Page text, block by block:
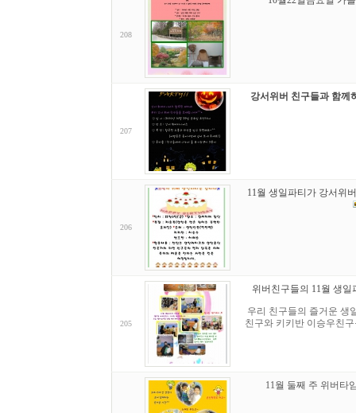
208
207
강서위버 친구들과 함
206
11월 생일파티가 강서위
205
위버친구들의 11월 생
우리 친구들의 즐거운 생
친구와 키키반 이승우친
11월 둘째 주 위버타